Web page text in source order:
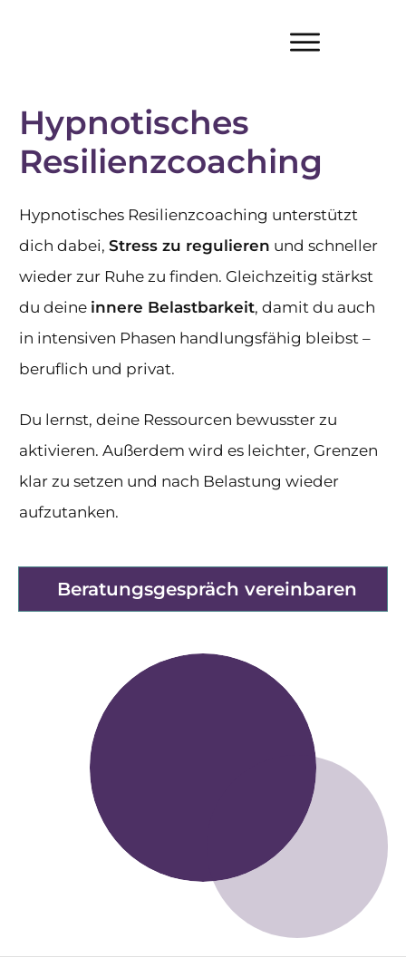
Hypnotisches
Resilienzcoaching
Hypnotisches Resilienzcoaching unterstützt
dich dabei, Stress zu regulieren und schneller
wieder zur Ruhe zu finden. Gleichzeitig stärkst
du deine innere Belastbarkeit, damit du auch
in intensiven Phasen handlungsfähig bleibst –
beruflich und privat.
Du lernst, deine Ressourcen bewusster zu
aktivieren. Außerdem wird es leichter, Grenzen
klar zu setzen und nach Belastung wieder
aufzutanken.
Beratungsgespräch vereinbaren